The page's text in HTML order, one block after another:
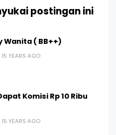
postingan ini
Wanita ( BB++)
15 YEARS AGO
Komisi Rp 10 Ribu
15 YEARS AGO